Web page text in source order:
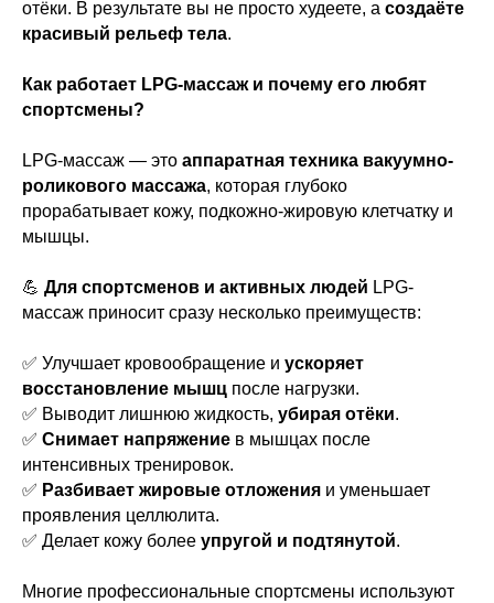
отёки. В результате вы не просто худеете, а создаёте
красивый рельеф тела.
Как работает LPG-массаж и почему его любят
спортсмены?
LPG-массаж — это аппаратная техника вакуумно-
роликового массажа, которая глубоко
прорабатывает кожу, подкожно-жировую клетчатку и
мышцы.
💪 Для спортсменов и активных людей LPG-
массаж приносит сразу несколько преимуществ:
✅ Улучшает кровообращение и ускоряет
восстановление мышц после нагрузки.
✅ Выводит лишнюю жидкость, убирая отёки.
✅ Снимает напряжение в мышцах после
интенсивных тренировок.
✅ Разбивает жировые отложения и уменьшает
проявления целлюлита.
✅ Делает кожу более упругой и подтянутой.
Многие профессиональные спортсмены используют